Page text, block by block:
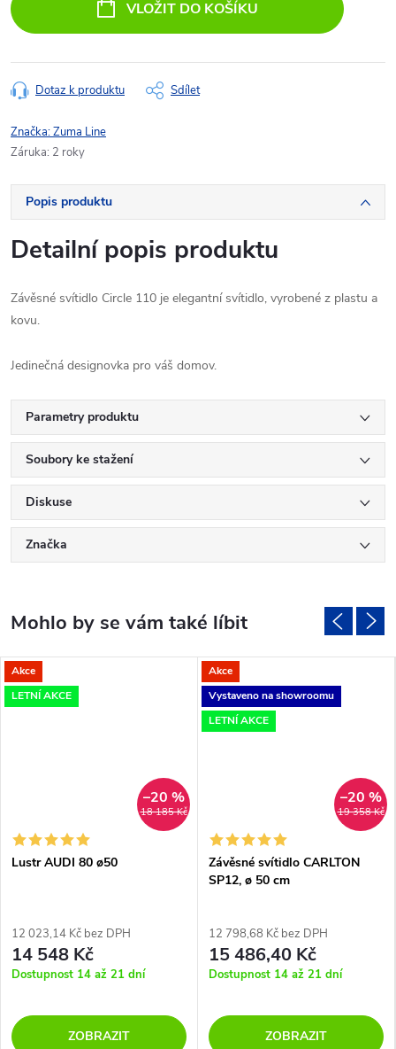
VLOŽIT DO KOŠÍKU
Dotaz k produktu Sdílet
Značka:Zuma Line
Záruka: 2 roky
Popis produktu
Detailní popis produktu
Závěsné svítidlo Circle 110 je elegantní svítidlo, vyrobené z plastu a
kovu.
Jedinečná designovka pro váš domov.
Parametry produktu
Soubory ke stažení
Diskuse
Značka
Akce
LETNÍ AKCE
18 185 Kč
–20 %
Lustr AUDI 80 ø50
12 023,14 Kč bez DPH
14 548 Kč
Dostupnost 14 až 21 dní
ZOBRAZIT
Akce
Vystaveno na showroomu
LETNÍ AKCE
19 358 Kč
–20 %
Závěsné svítidlo CARLTON
SP12, ø 50 cm
12 798,68 Kč bez DPH
15 486,40 Kč
Dostupnost 14 až 21 dní
ZOBRAZIT